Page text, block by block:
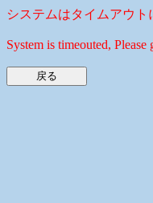
システムはタイムアウ
System is timeouted, Please